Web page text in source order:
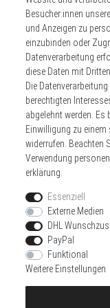
Besucher:innen
und Anzeigen zu
einzubinden oder
Datenverarbeitung
diese Daten mit
Die
berechtigten
abgelehnt werden.
Einwilligung zu
widerrufen. Beachten
Verwendung
erklärung
Essenziell
Externe Medien
DHL
PayPal
Funktional
Weitere Einstellungen
©